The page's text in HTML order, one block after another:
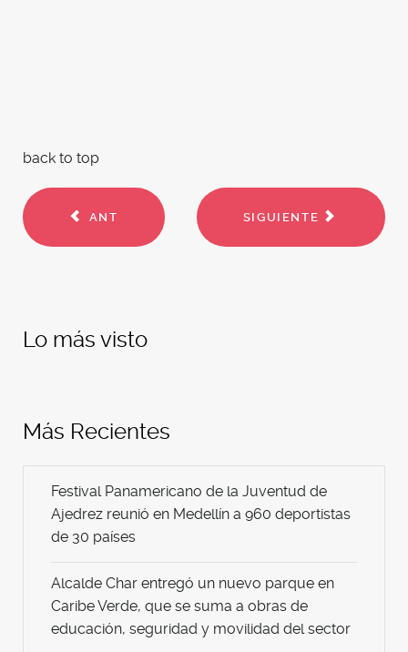
back to top
ANT SIGUIENTE
Lo más visto
Más Recientes
Festival Panamericano de la Juventud de
Ajedrez reunió en Medellín a 960 deportistas
de 30 países
Alcalde Char entregó un nuevo parque en
Caribe Verde, que se suma a obras de
educación, seguridad y movilidad del sector